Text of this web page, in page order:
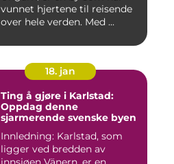
vunnet hjertene til reisende
over hele verden. Med ...
18. jan
Ting å gjøre i Karlstad:
Oppdag denne
sjarmerende svenske byen
Innledning: Karlstad, som
ligger ved bredden av